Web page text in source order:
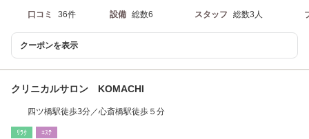
口コミ 36件 設備 総数6 スタッフ 総数3人
クーポンを表示
クリニカルサロン KOMACHI
四ツ橋駅徒歩3分／心斎橋駅徒歩５分
ﾘﾗｸ ｴｽﾃ